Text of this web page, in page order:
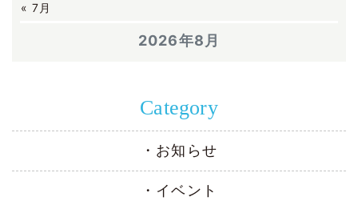
2026年8月
« 7月
Category
お知らせ
イベント